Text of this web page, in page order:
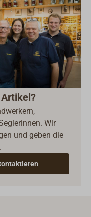
Artikel?
Wir
und geben die